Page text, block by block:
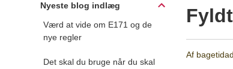
Nyeste blog indlæg
Værd at vide om E171 og de
nye regler
Det skal du bruge når du skal
Af